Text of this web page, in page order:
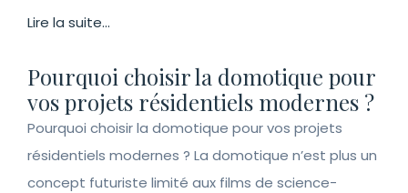
Lire la suite...
Pourquoi choisir la domotique pour
vos projets résidentiels modernes ?
Pourquoi choisir la domotique pour vos projets
résidentiels modernes ? La domotique n’est plus un
concept futuriste limité aux films de science-